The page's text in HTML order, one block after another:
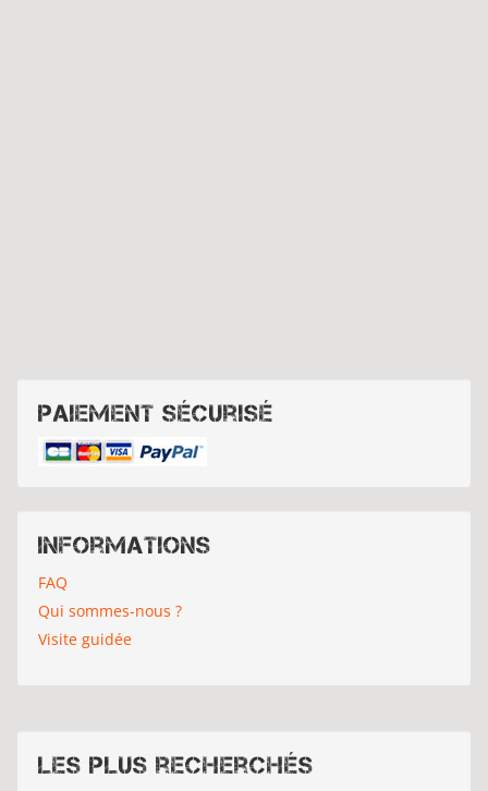
Paiement sécurisé
Informations
FAQ
Qui sommes-nous ?
Visite guidée
Les plus recherchés